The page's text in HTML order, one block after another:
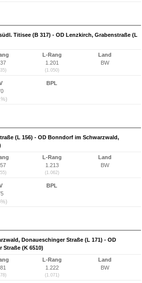
Titisee (B 317) - OD Lenzkirch, Grabenstraße (L
L-Rang
1.201
(1.050)
Land
BW
BPL
(L 156) - OD Bonndorf im Schwarzwald,
L-Rang
1.213
(1.062)
Land
BW
BPL
Donaueschinger Straße (L 171) - OD
Straße (K 6510)
L-Rang
1.222
(1.071)
Land
BW